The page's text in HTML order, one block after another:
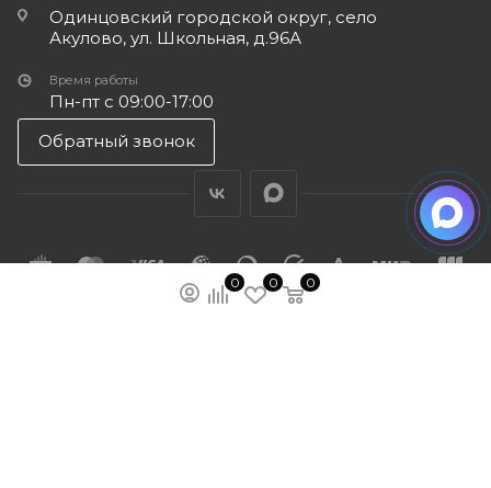
0 0 0
Одинцовский городской округ, село
Акулово, ул. Школьная, д.96А
Время работы
Пн-пт с 09:00-17:00
Обратный звонок